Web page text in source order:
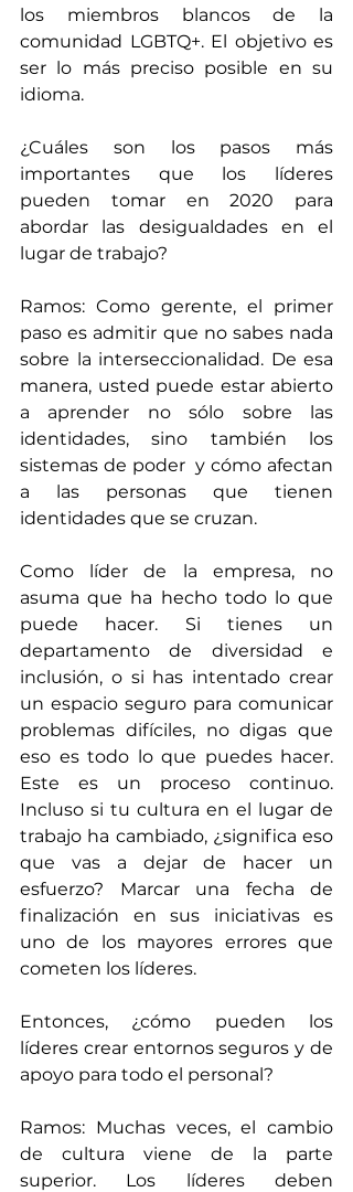
los miembros blancos de la
comunidad LGBTQ+. El objetivo es
ser lo más preciso posible en su
idioma.
¿Cuáles son los pasos más
importantes que los líderes
pueden tomar en 2020 para
abordar las desigualdades en el
lugar de trabajo?
Ramos: Como gerente, el primer
paso es admitir que no sabes nada
sobre la interseccionalidad. De esa
manera, usted puede estar abierto
a aprender no sólo sobre las
identidades, sino también los
sistemas de poder  y cómo afectan
a las personas que tienen
identidades que se cruzan.
Como líder de la empresa, no
asuma que ha hecho todo lo que
puede hacer. Si tienes un
departamento de diversidad e
inclusión, o si has intentado crear
un espacio seguro para comunicar
problemas difíciles, no digas que
eso es todo lo que puedes hacer.
Este es un proceso continuo.
Incluso si tu cultura en el lugar de
trabajo ha cambiado, ¿significa eso
que vas a dejar de hacer un
esfuerzo? Marcar una fecha de
finalización en sus iniciativas es
uno de los mayores errores que
cometen los líderes.
Entonces, ¿cómo pueden los
líderes crear entornos seguros y de
apoyo para todo el personal?
Ramos: Muchas veces, el cambio
de cultura viene de la parte
superior. Los líderes deben